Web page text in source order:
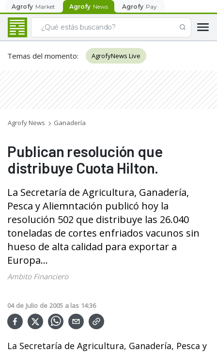
Agrofy Market Agrofy News Agrofy Pay
Temas del momento: AgrofyNews Live
Agrofy News Ganadería
Publican resolución que
distribuye Cuota Hilton.
La Secretaría de Agricultura, Ganadería,
Pesca y Aliemntación publicó hoy la
resolución 502 que distribuye las 26.040
toneladas de cortes enfriados vacunos sin
hueso de alta calidad para exportar a
Europa...
Ambito Financiero
04 de Julio de 2005 a las 14:36
La Secretaría de Agricultura, Ganadería, Pesca y